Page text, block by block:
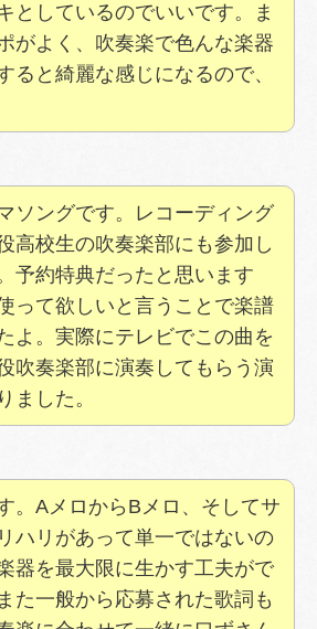
としているのでいいです。ま
がよく、吹奏楽で色んな楽器
ると綺麗な感じになるので、
ソングです。レコーディング
高校生の吹奏楽部にも参加し
予約特典だったと思います
って欲しいと言うことで楽譜
よ。実際にテレビでこの曲を
吹奏楽部に演奏してもらう演
ました。
。AメロからBメロ、そしてサ
ハリがあって単一ではないの
器を最大限に生かす工夫がで
た一般から応募された歌詞も